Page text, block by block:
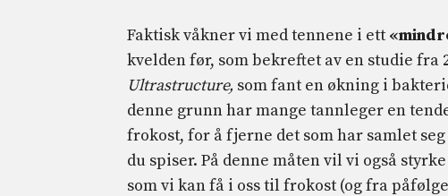
Faktisk våkner vi med tennene i ett
kvelden før, som bekreftet av en studie fra
Ultrastructure, som fant en økning i
denne grunn har mange tannleger en
frokost, for å fjerne det som har samlet
du spiser. På denne måten vil vi også
som vi kan få i oss til frokost (og fra